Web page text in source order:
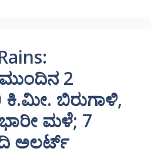
2
ಬಿರುಗಾಳಿ,
ಮಳೆ; 7
ಅಲರ್ಟ್